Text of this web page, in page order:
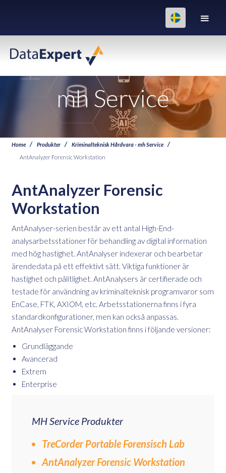
mh Service
Home Produkter
Kriminalteknisk Hårdvara - mh Service
AntAnalyzer Forensic Workstation
AntAnalyzer Forensic
Workstation
AntAnalyser-serien består av ett antal High-End-
analysarbetsstationer för behandling av digital information
med hög hastighet. AntAnalyser indexerar och bearbetar
ärendedata på ett effektivt sätt. Viktiga funktioner är
hastighet och pålitlighet. AntAnalysers är certifierade och
testade för användning av kriminalteknisk programvaror som
EnCase, FTK, AXIOM, etc. Arbetsstationerna finns i fyra
standardkonfigurationer, men kan också anpassas.
AntAnalyser Forensic Workstation finns i följande versioner:
Grundläggande
Avancerad
Extrem
Enterprise
MH Service Produkter
TreCorder Portable Forensisch Lab
AntAnalyzer Forensic Workstation